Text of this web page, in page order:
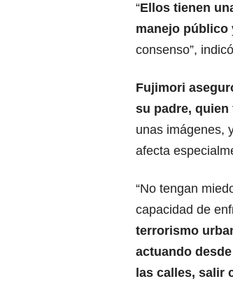
“Ellos tienen
manejo público
consenso”,
Fujimori
su padre, quien
unas imágenes,
afecta
“No tengan
capacidad de
terrorismo
actuando
las calles, salir